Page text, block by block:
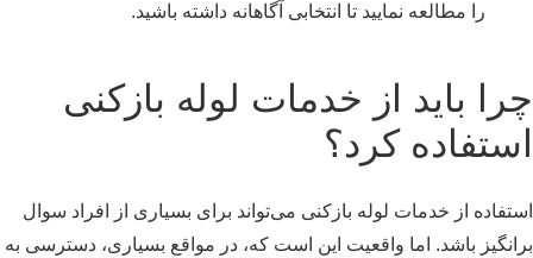
را مطالعه نمایید تا انتخابی آگاهانه داشته باشید.
چرا باید از خدمات لوله بازکنی
استفاده کرد؟
استفاده از خدمات لوله بازکنی می‌تواند برای بسیاری از افراد سوال
برانگیز باشد. اما واقعیت این است که، در مواقع بسیاری، دسترسی به